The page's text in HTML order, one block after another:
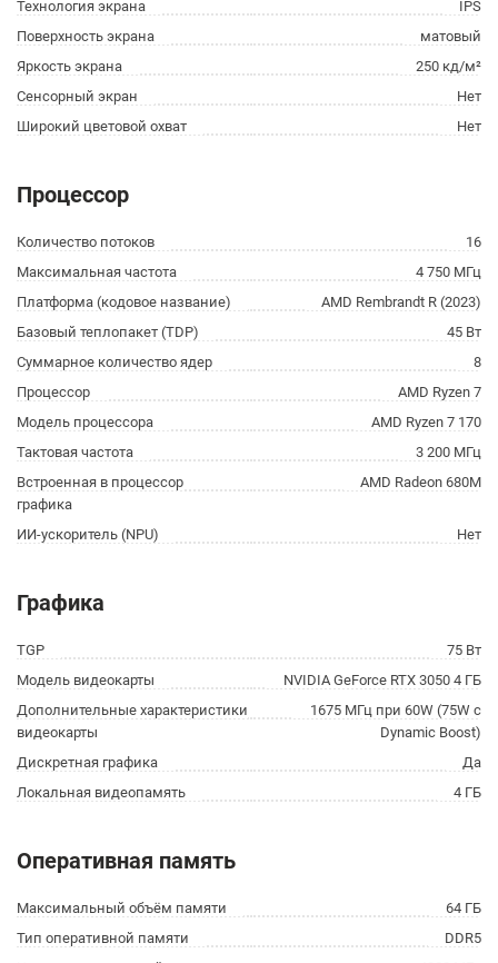
Технология экрана
IPS
Поверхность экрана
матовый
Яркость экрана
250 кд/м²
Сенсорный экран
Нет
Широкий цветовой охват
Нет
Процессор
Количество потоков
16
Максимальная частота
4 750 МГц
Платформа (кодовое название)
AMD Rembrandt R (2023)
Базовый теплопакет (TDP)
45 Вт
Суммарное количество ядер
8
Процессор
AMD Ryzen 7
Модель процессора
AMD Ryzen 7 170
Тактовая частота
3 200 МГц
Встроенная в процессор
графика
AMD Radeon 680M
ИИ-ускоритель (NPU) Нет
Графика
TGP
75 Вт
Модель видеокарты
NVIDIA GeForce RTX 3050 4 ГБ
Дополнительные характеристики
видеокарты
1675 МГц при 60W (75W с
Dynamic Boost)
Дискретная графика
Да
Локальная видеопамять
4 ГБ
Оперативная память
Максимальный объём памяти
64 ГБ
Тип оперативной памяти
DDR5